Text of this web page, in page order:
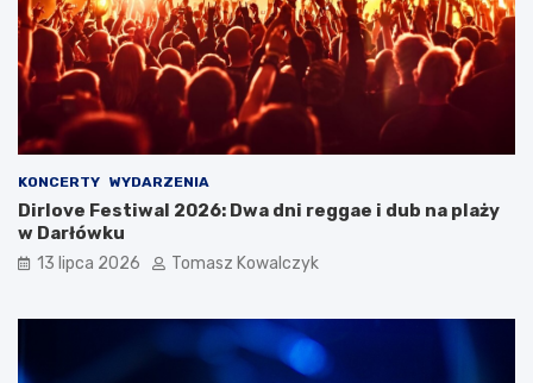
KONCERTY WYDARZENIA
Dirlove Festiwal 2026: Dwa dni reggae i dub na plaży
w Darłówku
13 lipca 2026 Tomasz Kowalczyk